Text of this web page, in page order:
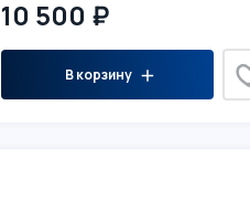
10 500 ₽
В корзину